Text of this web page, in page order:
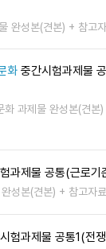
완성본(견본) + 참고
화 중간시험과제물
화 과제물 완성본(견
과제물 공통(근로
성본(견본) + 참고자
험과제물 공통1(전